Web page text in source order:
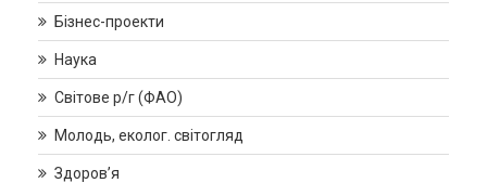
Бізнес-проекти
Наука
Світове р/г (ФАО)
Молодь, еколог. світогляд
Здоров’я